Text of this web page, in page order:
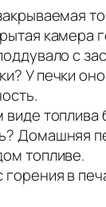
камера
с
У печки
виде топлива
Домашняя
топливе.
в